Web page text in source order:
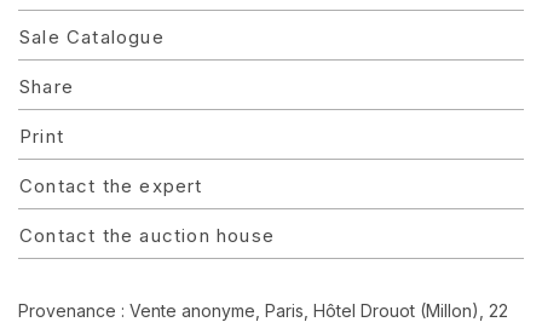
Sale Catalogue
Share
Print
Contact the expert
Contact the auction house
Provenance : Vente anonyme, Paris, Hôtel Drouot (Millon), 22